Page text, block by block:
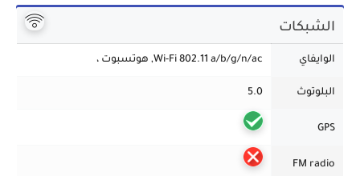
الشبكات
الوايفاي Wi-Fi 802.11 a/b/g/n/ac, هوتسبوت ،
البلوتوث 5.0
GPS
FM radio